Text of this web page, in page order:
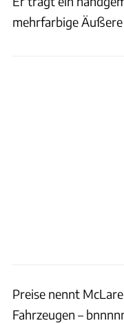
mehrfarbige
Preise nennt
Fahrzeugen –